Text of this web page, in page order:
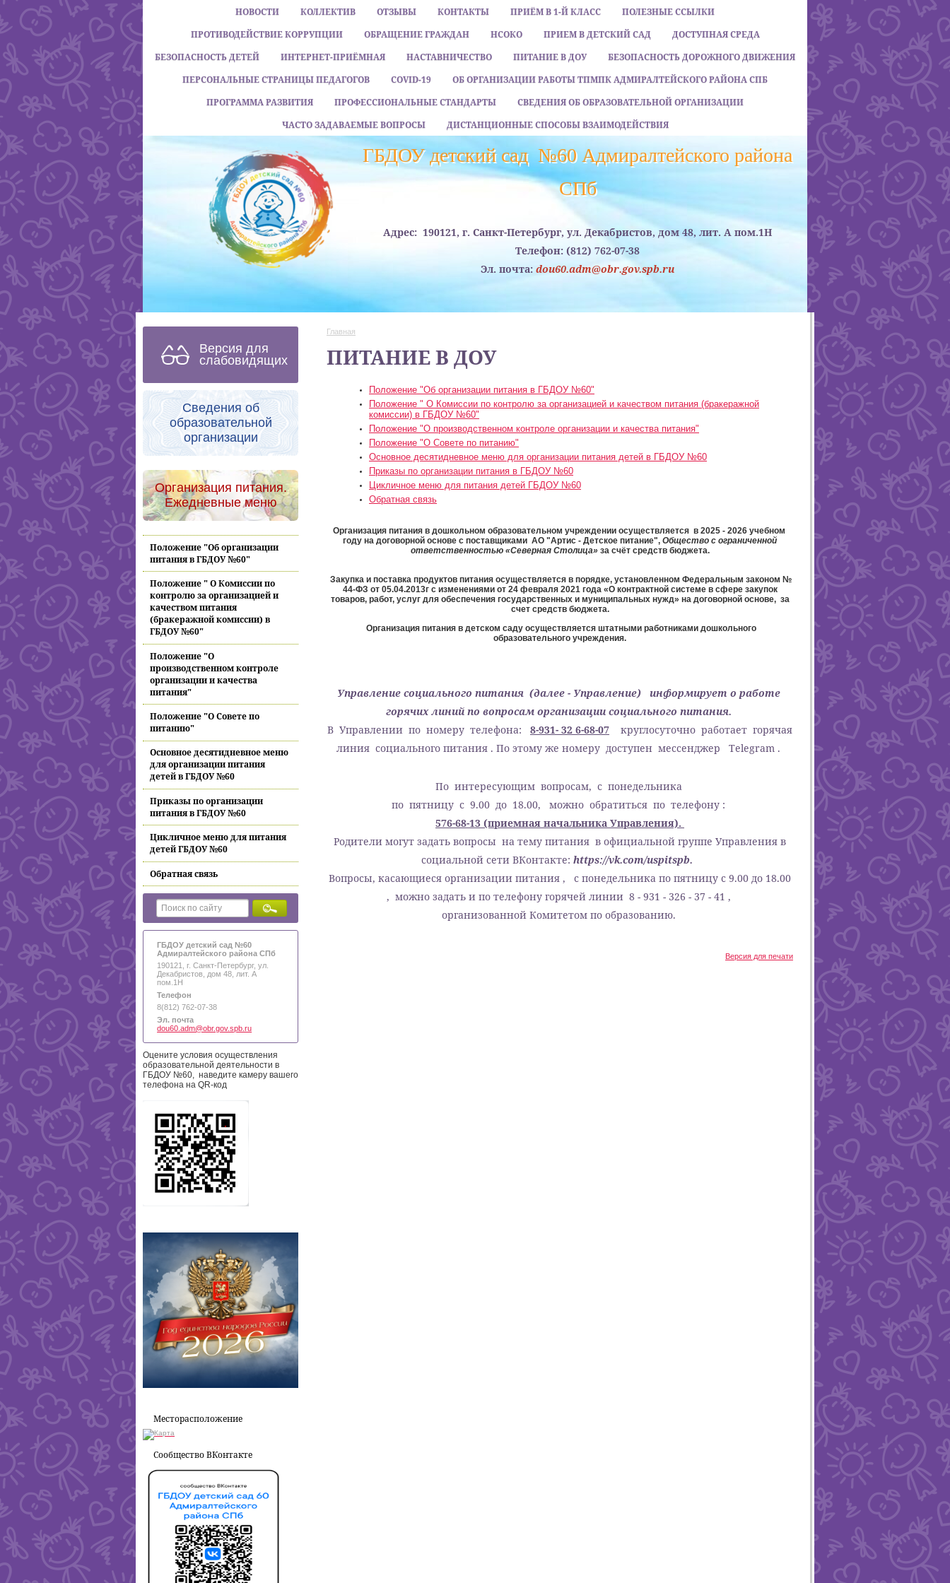
НОВОСТИ КОЛЛЕКТИВ ОТЗЫВЫ КОНТАКТЫ ПРИЁМ В 1-Й КЛАСС
ПОЛЕЗНЫЕ ССЫЛКИ
ПРОТИВОДЕЙСТВИЕ КОРРУПЦИИ
ОБРАЩЕНИЕ ГРАЖДАН НСОКО ПРИЕМ В ДЕТСКИЙ САД
ДОСТУПНАЯ СРЕДА
БЕЗОПАСНОСТЬ ДЕТЕЙ
ИНТЕРНЕТ-ПРИЁМНАЯ НАСТАВНИЧЕСТВО ПИТАНИЕ В ДОУ
БЕЗОПАСНОСТЬ ДОРОЖНОГО ДВИЖЕНИЯ
ПЕРСОНАЛЬНЫЕ СТРАНИЦЫ ПЕДАГОГОВ
COVID-19
ОБ ОРГАНИЗАЦИИ РАБОТЫ ТПМПК АДМИРАЛТЕЙСКОГО РАЙОНА СПБ
ПРОГРАММА РАЗВИТИЯ
ПРОФЕССИОНАЛЬНЫЕ СТАНДАРТЫ
СВЕДЕНИЯ ОБ ОБРАЗОВАТЕЛЬНОЙ ОРГАНИЗАЦИИ
ЧАСТО ЗАДАВАЕМЫЕ ВОПРОСЫ
ДИСТАНЦИОННЫЕ СПОСОБЫ ВЗАИМОДЕЙСТВИЯ
ГБДОУ детский сад №60 Адмиралтейского района
CПб
Адрес: 190121, г. Санкт-Петербург, ул. Декабристов, дом 48, лит. А пом.1Н
Телефон: (812) 762-07-38
Эл. почта: dou60.adm@obr.gov.spb.ru
Версия для
слабовидящих
Сведения об
образовательной
организации
Организация питания.
Ежедневные меню
Положение "Об организации
питания в ГБДОУ №60"
Положение " О Комиссии по
контролю за организацией и
качеством питания
(бракеражной комиссии) в
ГБДОУ №60"
Положение "О
производственном контроле
организации и качества
питания"
Положение "О Совете по
питанию"
Основное десятидневное меню
для организации питания
детей в ГБДОУ №60
Приказы по организации
питания в ГБДОУ №60
Цикличное меню для питания
детей ГБДОУ №60
Обратная связь
ГБДОУ детский сад №60
Адмиралтейского района СПб
190121, г. Санкт-Петербург, ул.
Декабристов, дом 48, лит. А
пом.1Н
Телефон
8(812) 762-07-38
Эл. почта
dou60.adm@obr.gov.spb.ru
Оцените условия осуществления
образовательной деятельности в
ГБДОУ №60, наведите камеру вашего
телефона на QR-код
Месторасположение
Сообщество ВКонтакте
Главная
ПИТАНИЕ В ДОУ
Положение "Об организации питания в ГБДОУ №60"
Положение " О Комиссии по контролю за организацией и качеством питания (бракеражной
комиссии) в ГБДОУ №60"
Положение "О производственном контроле организации и качества питания"
Положение "О Совете по питанию"
Основное десятидневное меню для организации питания детей в ГБДОУ №60
Приказы по организации питания в ГБДОУ №60
Цикличное меню для питания детей ГБДОУ №60
Обратная связь
Организация питания в дошкольном образовательном учреждении осуществляется в 2025 - 2026 учебном
году на договорной основе с поставщиками АО "Артис - Детское питание", Общество с ограниченной
ответственностью «Северная Столица» за счёт средств бюджета.
Закупка и поставка продуктов питания осуществляется в порядке, установленном Федеральным законом №
44-ФЗ от 05.04.2013г с изменениями от 24 февраля 2021 года «О контрактной системе в сфере закупок
товаров, работ, услуг для обеспечения государственных и муниципальных нужд» на договорной основе, за
счет средств бюджета.
Организация питания в детском саду осуществляется штатными работниками дошкольного
образовательного учреждения.
Управление социального питания (далее - Управление) информирует о работе
горячих линий по вопросам организации социального питания.
В Управлении по номеру телефона: 8-931- 32 6-68-07 круглосуточно работает горячая
линия социального питания . По этому же номеру доступен мессенджер Telegram .
По интересующим вопросам, с понедельника
по пятницу с 9.00 до 18.00, можно обратиться по телефону :
576-68-13 (приемная начальника Управления).
Родители могут задать вопросы на тему питания в официальной группе Управления в
социальной сети ВКонтакте: https://vk.com/uspitspb.
Вопросы, касающиеся организации питания , с понедельника по пятницу с 9.00 до 18.00
, можно задать и по телефону горячей линии 8 - 931 - 326 - 37 - 41 ,
организованной Комитетом по образованию.
Версия для печати